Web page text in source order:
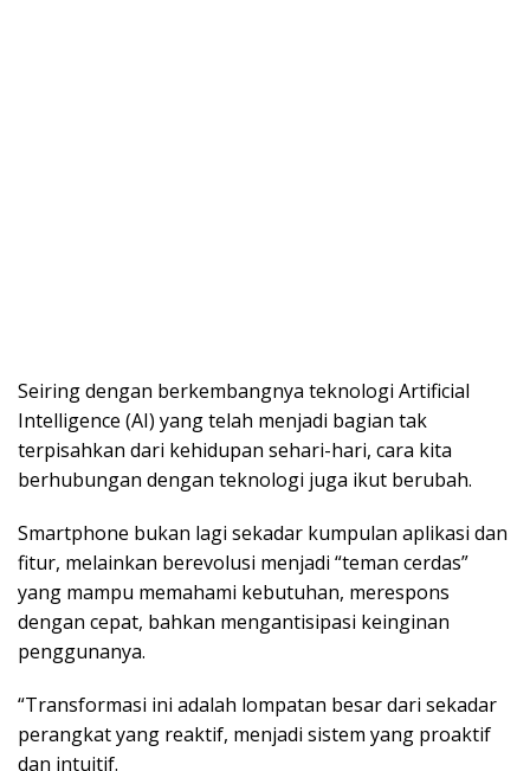
Seiring dengan berkembangnya teknologi Artificial
Intelligence (AI) yang telah menjadi bagian tak
terpisahkan dari kehidupan sehari-hari, cara kita
berhubungan dengan teknologi juga ikut berubah.
Smartphone bukan lagi sekadar kumpulan aplikasi dan
fitur, melainkan berevolusi menjadi “teman cerdas”
yang mampu memahami kebutuhan, merespons
dengan cepat, bahkan mengantisipasi keinginan
penggunanya.
“Transformasi ini adalah lompatan besar dari sekadar
perangkat yang reaktif, menjadi sistem yang proaktif
dan intuitif.